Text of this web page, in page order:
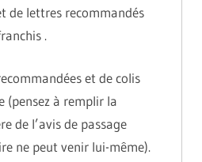
de lettres recommandés
.
et de colis
(pensez à remplir la
de l’avis de passage
ne peut venir lui-même).